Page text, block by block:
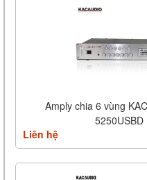
Amply chia 6 vùng
5250USBD
Liên hệ